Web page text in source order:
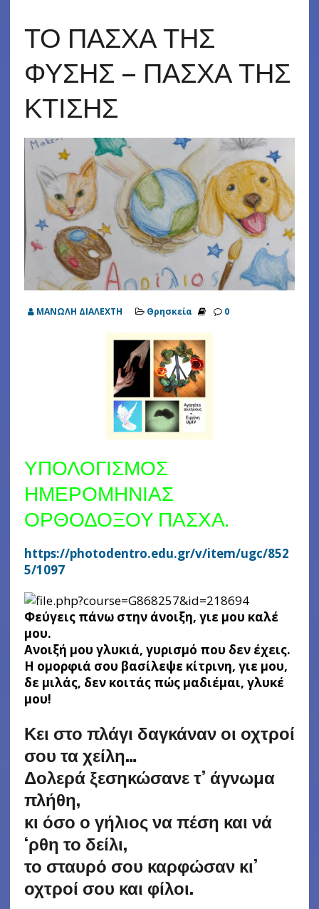
ΤΟ ΠΑΣΧΑ ΤΗΣ
ΦΥΣΗΣ – ΠΑΣΧΑ ΤΗΣ
ΚΤΙΣΗΣ
ΜΑΝΩΛΗ ΔΙΑΛΕΧΤΗ Θρησκεία 0
ΥΠΟΛΟΓΙΣΜΟΣ
ΗΜΕΡΟΜΗΝΙΑΣ
ΟΡΘΟΔΟΞΟΥ ΠΑΣΧΑ.
https://photodentro.edu.gr/v/item/ugc/852
5/1097
Φεύγεις πάνω στην άνοιξη, γιε μου καλέ
μου.
Ανοιξή μου γλυκιά, γυρισμό που δεν έχεις.
Η ομορφιά σου βασίλεψε κίτρινη, γιε μου,
δε μιλάς, δεν κοιτάς πώς μαδιέμαι, γλυκέ
μου!
Κει στο πλάγι δαγκάναν οι οχτροί
σου τα χείλη…
Δολερά ξεσηκώσανε τ’ άγνωμα
πλήθη,
κι όσο ο γήλιος να πέση και νά
‘ρθη το δείλι,
το σταυρό σου καρφώσαν κι’
οχτροί σου και φίλοι.